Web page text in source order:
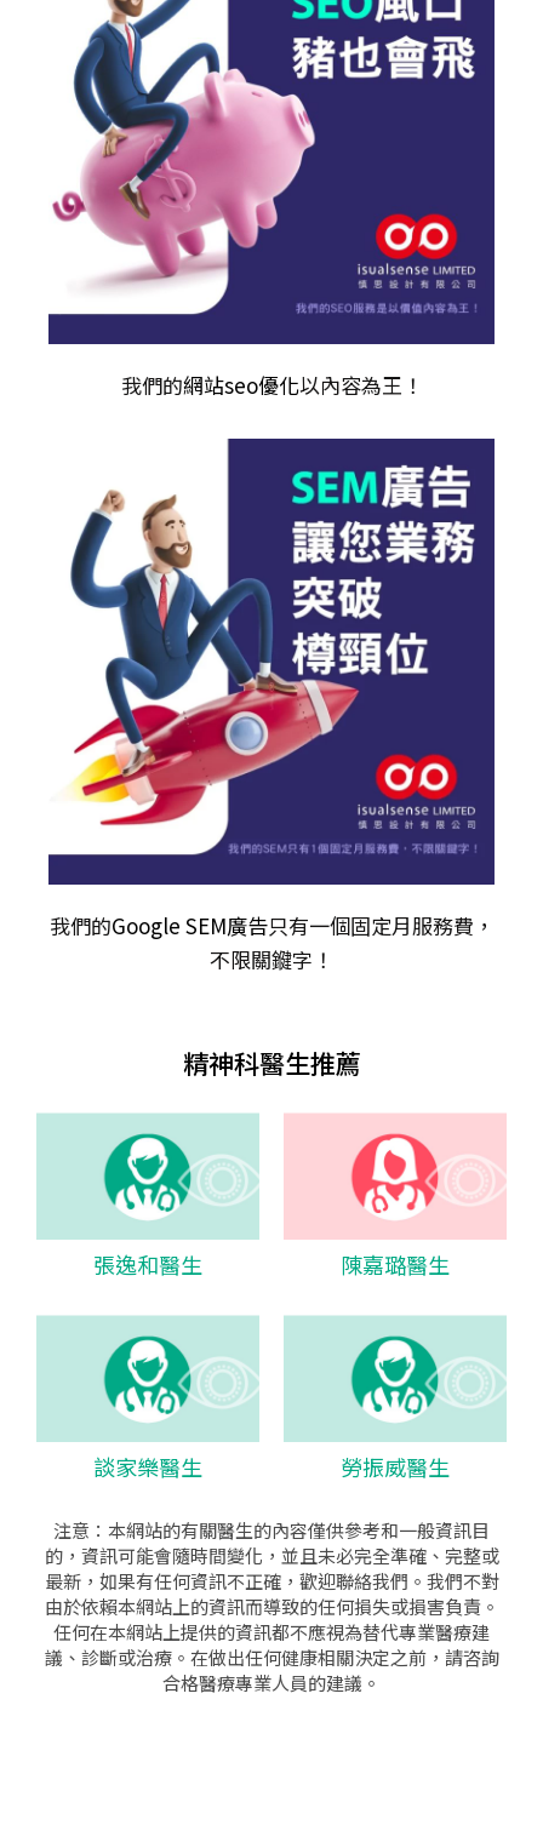
我們的網站seo優化以內容為王！
我們的Google SEM廣告只有一個固定月服務費，
不限關𨫡字！
精神科醫生推薦
張逸和醫生 陳嘉璐醫生
談家樂醫生 勞振威醫生
注意：本網站的有關醫生的內容僅供參考和一般資訊目
的，資訊可能會隨時間變化，並且未必完全準確、完整或
最新，如果有任何資訊不正確，歡迎聯絡我們。我們不對
由於依賴本網站上的資訊而導致的任何損失或損害負責。
任何在本網站上提供的資訊都不應視為替代專業醫療建
議、診斷或治療。在做出任何健康相關決定之前，請咨詢
合格醫療專業人員的建議。